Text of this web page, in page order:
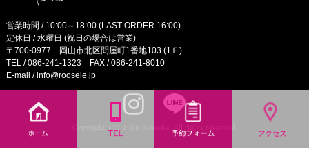
営業時間 / 10:00～18:00 (LAST ORDER 16:00)
定休日 / 水曜日 (祝日の場合は営業)
〒700-0977 岡山市北区問屋町1番地103 (1Ｆ)
TEL /086-241-1323FAX / 086-241-8010
E-mail /info@roosele.jp